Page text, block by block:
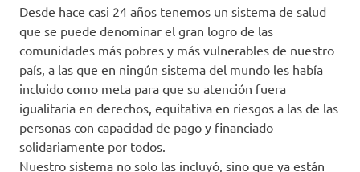
Salud
Desde hace casi 24 años tenemos un sistema de salud
que se puede denominar el gran logro de las
comunidades más pobres y más vulnerables de nuestro
país, a las que en ningún sistema del mundo les había
incluido como meta para que su atención fuera
igualitaria en derechos, equitativa en riesgos a las de las
personas con capacidad de pago y financiado
solidariamente por todos.
Nuestro sistema no solo las incluyó, sino que ya están